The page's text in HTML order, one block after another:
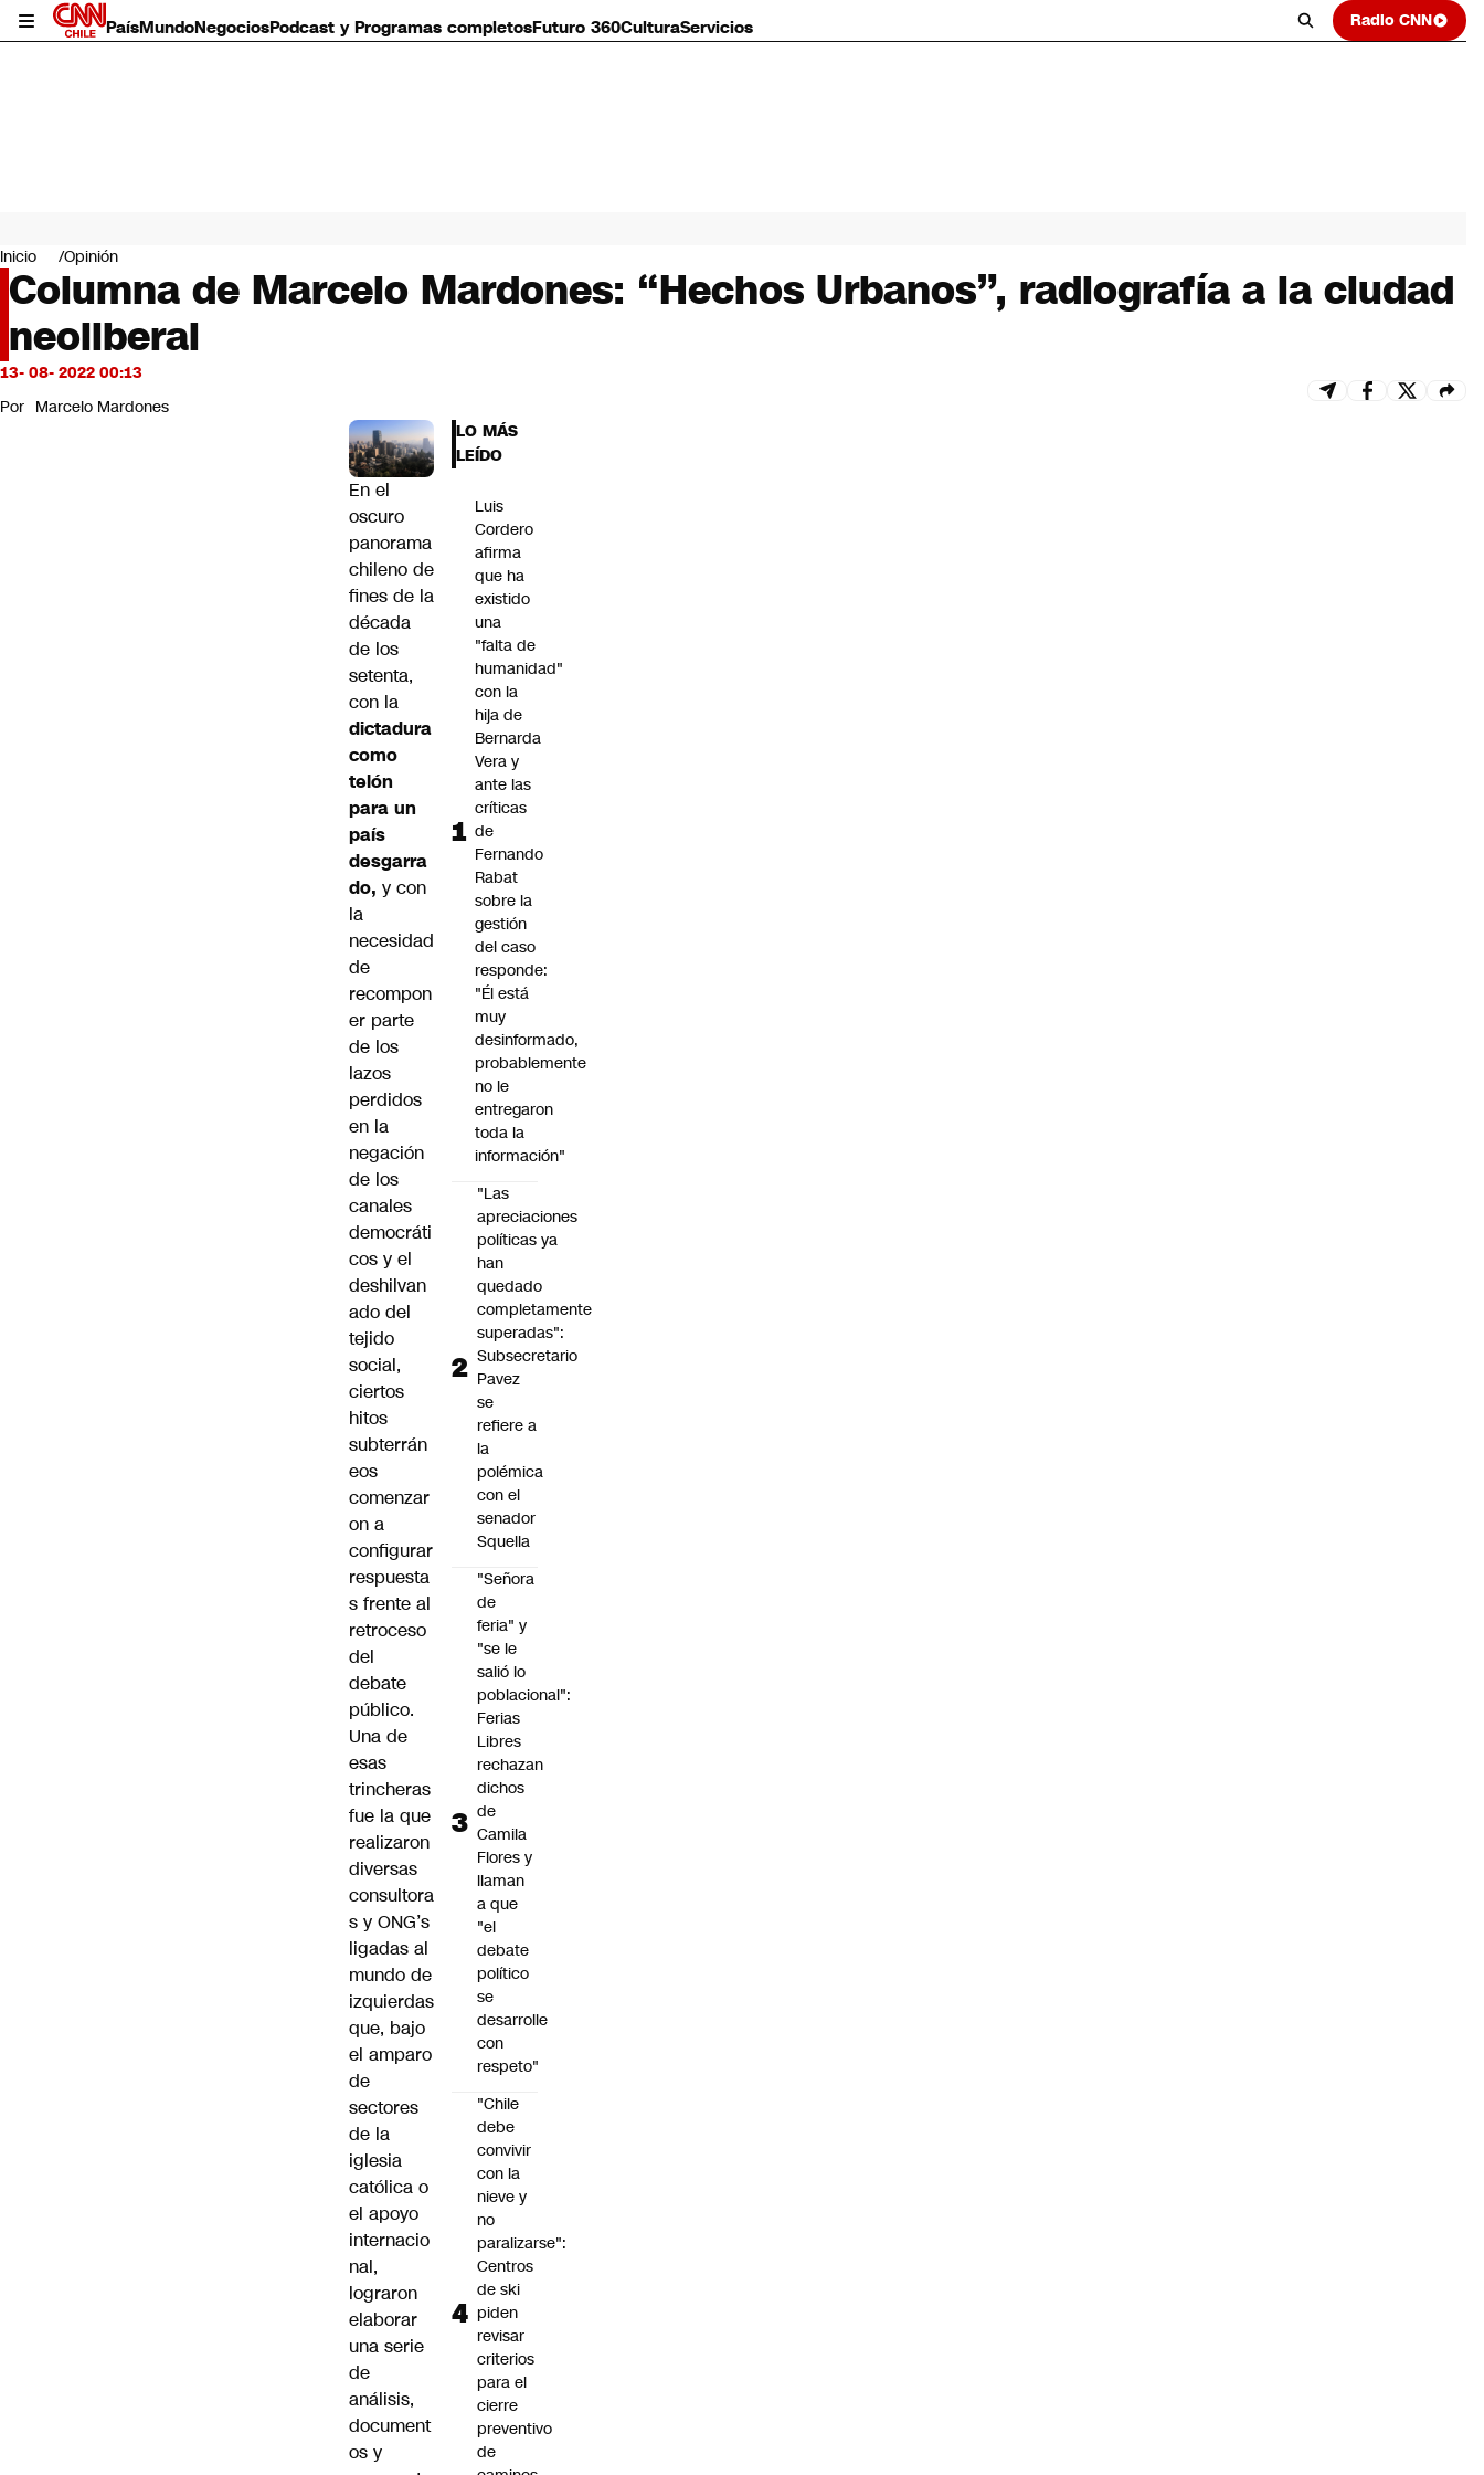
PaísMundoNegociosPodcast y Programas completosFuturo 360CulturaServicios Radio CNN
Mundo
Negocios
Deportes
Programas completos
Cultura
Servicios
Bits
CNN Data
Inicio Opinión
Columna de Marcelo Mardones: “Hechos Urbanos”, radiografía a la ciudad
neoliberal
13- 08- 2022 00:13
Por Marcelo Mardones
En el
oscuro
panorama
chileno de
fines de la
década
de los
setenta,
con la
dictadura
como
telón
para un
país
desgarra
do, y con
la
necesidad
de
recompon
er parte
de los
lazos
perdidos
en la
negación
de los
canales
democráti
cos y el
deshilvan
ado del
tejido
social,
ciertos
hitos
subterrán
eos
comenzar
on a
configurar
respuesta
s frente al
retroceso
del
debate
público.
Una de
esas
trincheras
fue la que
realizaron
diversas
consultora
s y ONG’s
ligadas al
mundo de
izquierdas
que, bajo
el amparo
de
sectores
de la
iglesia
católica o
el apoyo
internacio
nal,
lograron
elaborar
una serie
de
análisis,
document
os y
LO MÁS
LEÍDO
Luis
Cordero
afirma
que ha
existido
una
"falta de
humanidad"
con la
hija de
Bernarda
Vera y
ante las
críticas
de
Fernando
Rabat
sobre la
gestión
del caso
responde:
"Él está
muy
desinformado,
probablemente
no le
entregaron
toda la
información"
"Las
apreciaciones
políticas ya
han
quedado
completamente
superadas":
Subsecretario
Pavez
se
refiere a
la
polémica
con el
senador
Squella
"Señora
de
feria" y
"se le
salió lo
poblacional":
Ferias
Libres
rechazan
dichos
de
Camila
Flores y
llaman
a que
"el
debate
político
se
desarrolle
con
respeto"
"Chile
debe
convivir
con la
nieve y
no
paralizarse":
Centros
de ski
piden
revisar
criterios
para el
cierre
preventivo
de